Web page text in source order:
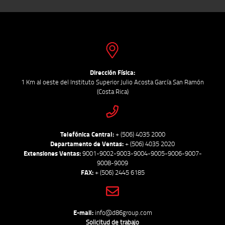
Dirección Física:
1 Km al oeste del Instituto Superior Julio Acosta García San Ramón
(Costa Rica)
Telefónica Central:+ (506) 4035 2000
Departamento de Ventas:+ (506) 4035 2020
Extensiones Ventas:9001-9002-9003-9004-9005-9006-9007-
9008-9009
FAX:+ (506) 2445 6185
E-mail: info@d86group.com
Solicitud de trabajo